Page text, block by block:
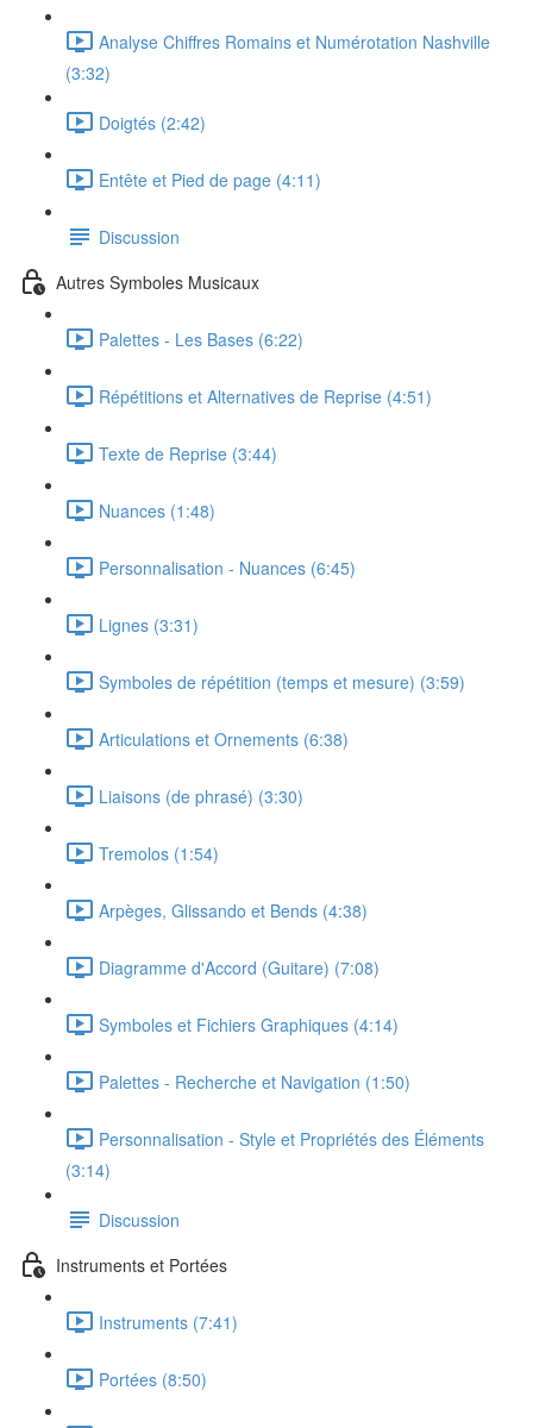
Analyse Chiffres Romains et Numérotation Nashville
(3:32)
Doigtés (2:42)
Entête et Pied de page (4:11)
Discussion
Autres Symboles Musicaux
Palettes - Les Bases (6:22)
Répétitions et Alternatives de Reprise (4:51)
Texte de Reprise (3:44)
Nuances (1:48)
Personnalisation - Nuances (6:45)
Lignes (3:31)
Symboles de répétition (temps et mesure) (3:59)
Articulations et Ornements (6:38)
Liaisons (de phrasé) (3:30)
Tremolos (1:54)
Arpèges, Glissando et Bends (4:38)
Diagramme d'Accord (Guitare) (7:08)
Symboles et Fichiers Graphiques (4:14)
Palettes - Recherche et Navigation (1:50)
Personnalisation - Style et Propriétés des Éléments
(3:14)
Discussion
Instruments et Portées
Instruments (7:41)
Portées (8:50)